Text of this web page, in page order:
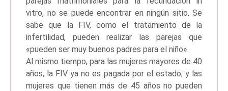
vitro, no se puede encontrar en ningún sitio. Se
sabe que la FIV, como el tratamiento de la
infertilidad, pueden realizar las parejas que
«pueden ser muy buenos padres para el niño».
Al mismo tiempo, para las mujeres mayores de 40
años, la FIV ya no es pagada por el estado, y las
mujeres que tienen más de 45 años no pueden